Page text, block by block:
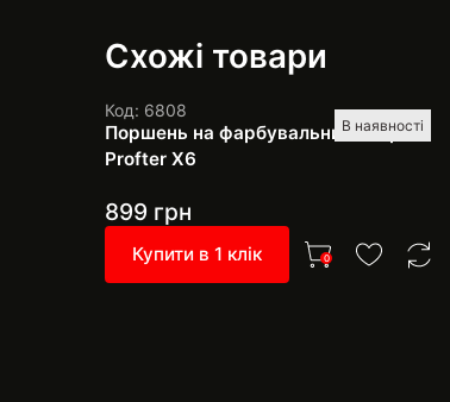
Схожі товари
В наявності
Код: 6808
Поршень на фарбувальний апарат
Profter Х6
899 грн
Купити в 1 клік 0